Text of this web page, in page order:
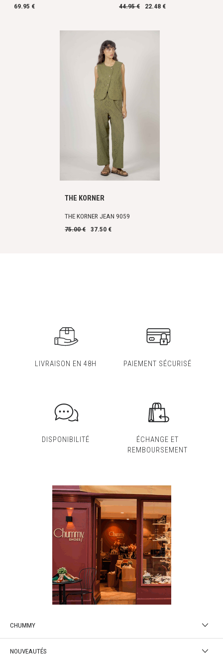
69.95 €
44.95 €
22.48 €
THE KORNER
THE KORNER JEAN 9059
75.00 €
37.50 €
LIVRAISON EN 48H PAIEMENT SÉCURISÉ
DISPONIBILITÉ
ÉCHANGE ET
REMBOURSEMENT
CHUMMY
NOUVEAUTÉS